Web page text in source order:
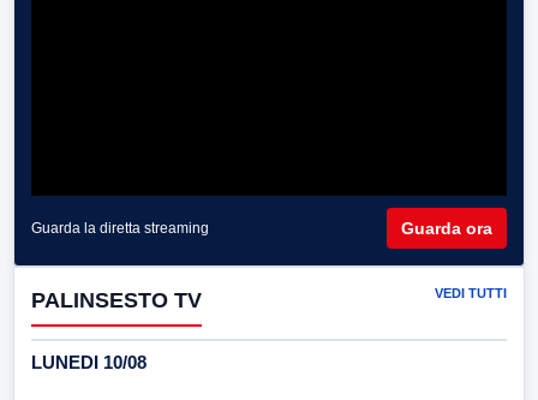
Guarda la diretta streaming Guarda ora
PALINSESTO TV VEDI TUTTI
LUNEDI 10/08